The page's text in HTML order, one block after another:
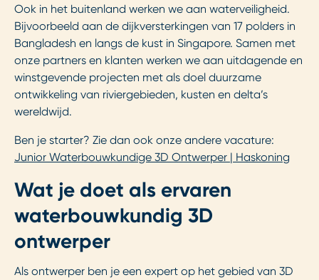
Ook in het buitenland werken we aan waterveiligheid.
Bijvoorbeeld aan de dijkversterkingen van 17 polders in
Bangladesh en langs de kust in Singapore. Samen met
onze partners en klanten werken we aan uitdagende en
winstgevende projecten met als doel duurzame
ontwikkeling van riviergebieden, kusten en delta’s
wereldwijd.
Ben je starter? Zie dan ook onze andere vacature:
Junior Waterbouwkundige 3D Ontwerper | Haskoning
Wat je doet als ervaren
waterbouwkundig 3D
ontwerper
Als ontwerper ben je een expert op het gebied van 3D